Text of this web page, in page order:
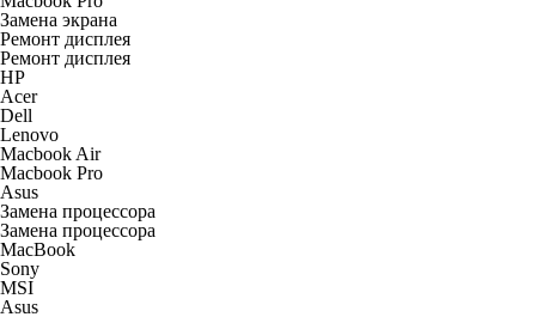
Замена экрана
Ремонт дисплея
Ремонт дисплея
HP
Acer
Dell
Lenovo
Macbook Air
Macbook Pro
Asus
Замена процессора
Замена процессора
MacBook
Sony
MSI
Asus